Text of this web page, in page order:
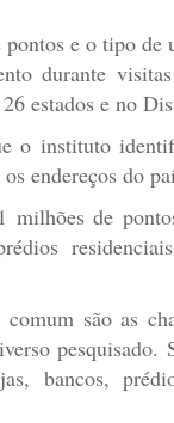
pontos e o tipo
durante
estados e no
o instituto
endereços do
milhões de
são as
pesquisado.
bancos,